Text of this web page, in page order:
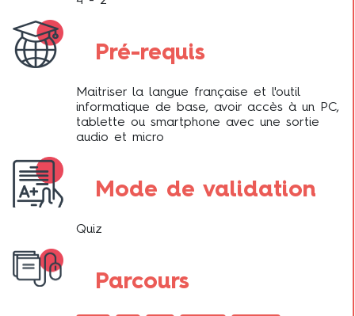
Pré-requis
Maitriser la langue française et l'outil
informatique de base, avoir accès à un PC,
tablette ou smartphone avec une sortie
audio et micro
Mode de validation
Quiz
Parcours